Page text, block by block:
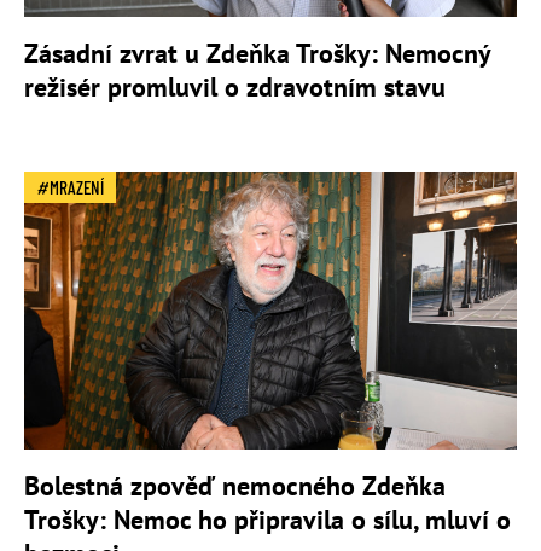
Zásadní zvrat u Zdeňka Trošky: Nemocný
režisér promluvil o zdravotním stavu
MRAZENÍ
Bolestná zpověď nemocného Zdeňka
Trošky: Nemoc ho připravila o sílu, mluví o